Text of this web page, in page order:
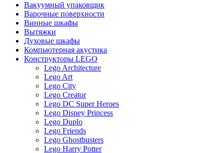
Вакуумный упаковщик
Варочные поверхности
Винные шкафы
Вытяжки
Духовые шкафы
Компьютерная акустика
Конструкторы LEGO
Lego Architecture
Lego Art
Lego City
Lego Creator
Lego DC Super Heroes
Lego Disney Princess
Lego Duplo
Lego Friends
Lego Ghostbusters
Lego Harry Potter